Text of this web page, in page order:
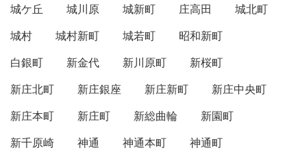
城ケ丘
城川原 城新町 庄高田
城北町
城村
城村新町 城若町
昭和新町
白銀町
新金代 新川原町
新桜町
新庄北町
新庄銀座 新庄新町
新庄中央町
新庄本町
新庄町 新総曲輪
新園町
新千原崎
神通 神通本町
神通町